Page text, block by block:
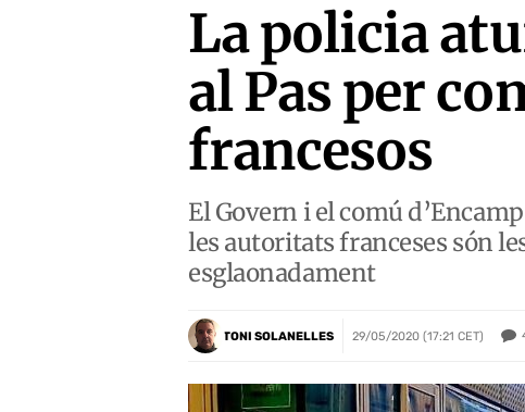
La policia
al Pas per
francesos
El Govern i el comú
les autoritats franceses són
esglaonadament
TONI SOLANELLES 29/05/2020 (17:21 CET)